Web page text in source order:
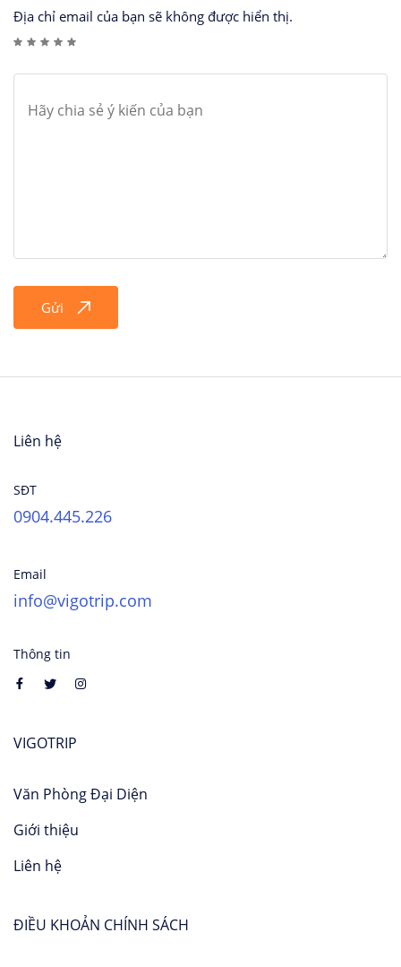
Địa chỉ email của bạn sẽ không được hiển thị.
Gửi
Liên hệ
SĐT
0904.445.226
Email
info@vigotrip.com
Thông tin
VIGOTRIP
Văn Phòng Đại Diện
Giới thiệu
Liên hệ
ĐIỀU KHOẢN CHÍNH SÁCH